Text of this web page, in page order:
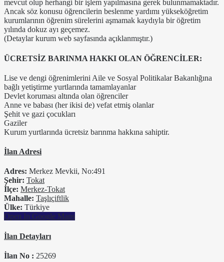
mevcut olup herhangi bir işlem yapılmasına gerek bulunmamaktadır.
Ancak söz konusu öğrencilerin beslenme yardımı yükseköğretim
kurumlarının öğrenim sürelerini aşmamak kaydıyla bir öğretim
yılında dokuz ayı geçemez.
(Detaylar kurum web sayfasında açıklanmıştır.)
ÜCRETSİZ BARINMA HAKKI OLAN ÖĞRENCİLER:
Lise ve dengi öğrenimlerini Aile ve Sosyal Politikalar Bakanlığına
bağlı yetiştirme yurtlarında tamamlayanlar
Devlet koruması altında olan öğrenciler
Anne ve babası (her ikisi de) vefat etmiş olanlar
Şehit ve gazi çocukları
Gaziler
Kurum yurtlarında ücretsiz barınma hakkına sahiptir.
İlan Adresi
Adres: Merkez Mevkii, No:491
Şehir: Tokat
İlçe: Merkez-Tokat
Mahalle: Taşlıçiftlik
Ülke: Türkiye
Open In Google Maps
İlan Detayları
İlan No : 25269